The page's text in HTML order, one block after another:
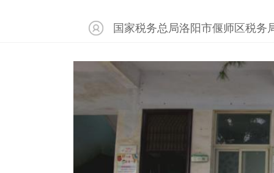
国家税务总局洛阳市偃师区税务